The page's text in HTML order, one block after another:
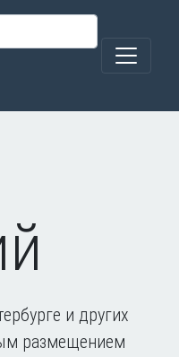
и других
размещением